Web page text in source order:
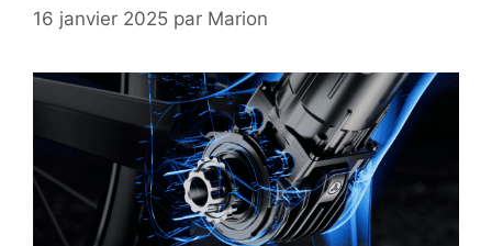
16 janvier 2025 par Marion